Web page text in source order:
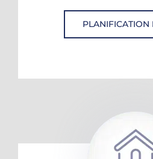
PLANIFICATION